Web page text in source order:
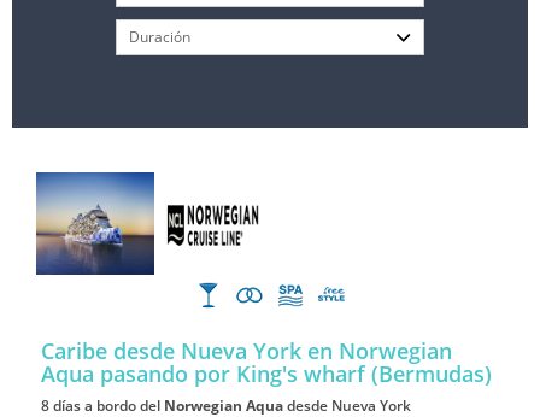
Caribe desde Nueva York en Norwegian
Aqua pasando por King's wharf (Bermudas)
8 días a bordo del Norwegian Aquadesde Nueva York